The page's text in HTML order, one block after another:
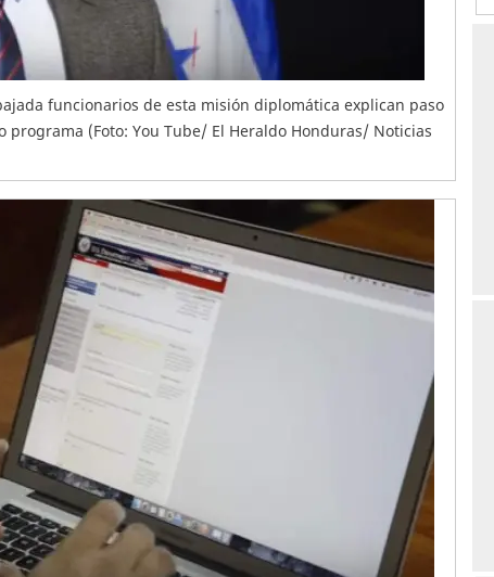
funcionarios de esta misión diplomática explican paso
programa (Foto: You Tube/ El Heraldo Honduras/ Noticias